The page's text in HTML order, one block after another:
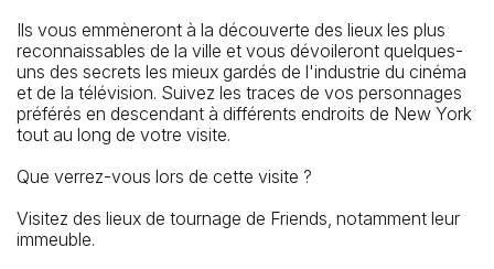
Ils vous emmèneront à la découverte des lieux les plus
reconnaissables de la ville et vous dévoileront quelques-
uns des secrets les mieux gardés de l'industrie du cinéma
et de la télévision. Suivez les traces de vos personnages
préférés en descendant à différents endroits de New York
tout au long de votre visite.
Que verrez-vous lors de cette visite ?
Visitez des lieux de tournage de Friends, notamment leur
immeuble.